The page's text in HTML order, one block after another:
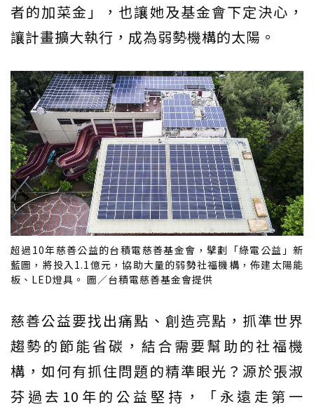
者的加菜金」，也讓她及基金會下定決心，
讓計畫擴大執行，成為弱勢機構的太陽。
超過10年慈善公益的台積電慈善基金會，擘劃「綠電公益」新
藍圖，將投入1.1億元，協助大量的弱勢社福機構，佈建太陽能
板、LED燈具。 圖／台積電慈善基金會提供
慈善公益要找出痛點、創造亮點，抓準世界
趨勢的節能省碳，結合需要幫助的社福機
構，如何有抓住問題的精準眼光？源於張淑
芬過去10年的公益堅持，「永遠走第一